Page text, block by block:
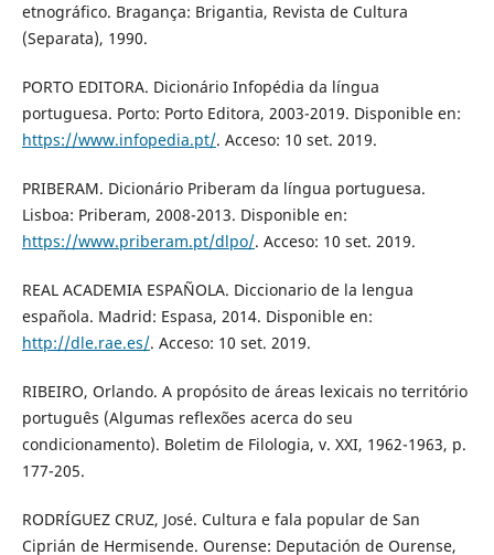
etnográfico. Bragança: Brigantia, Revista de Cultura
(Separata), 1990.
PORTO EDITORA. Dicionário Infopédia da língua
portuguesa. Porto: Porto Editora, 2003-2019. Disponible en:
https://www.infopedia.pt/. Acceso: 10 set. 2019.
PRIBERAM. Dicionário Priberam da língua portuguesa.
Lisboa: Priberam, 2008-2013. Disponible en:
https://www.priberam.pt/dlpo/. Acceso: 10 set. 2019.
REAL ACADEMIA ESPAÑOLA. Diccionario de la lengua
española. Madrid: Espasa, 2014. Disponible en:
http://dle.rae.es/. Acceso: 10 set. 2019.
RIBEIRO, Orlando. A propósito de áreas lexicais no território
português (Algumas reflexões acerca do seu
condicionamento). Boletim de Filologia, v. XXI, 1962-1963, p.
177-205.
RODRÍGUEZ CRUZ, José. Cultura e fala popular de San
Ciprián de Hermisende. Ourense: Deputación de Ourense,